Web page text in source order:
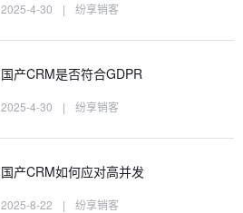
2025-4-30 | 纷享销客
国产CRM是否符合GDPR
2025-4-30 | 纷享销客
国产CRM如何应对高并发
2025-8-22 | 纷享销客